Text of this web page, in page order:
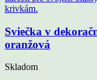
Sviečka v
oranžová
Skladom